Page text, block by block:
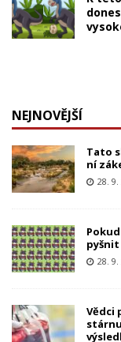
NEJNOVĚJŠÍ
Tato
ní
28. 9.
pyšnit
28. 9.
Vědci